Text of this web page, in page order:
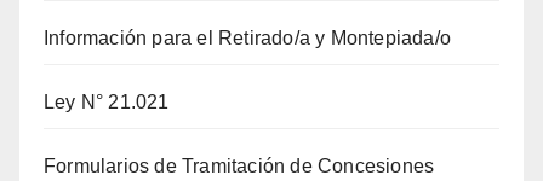
Información para el Retirado/a y Montepiada/o
Ley N° 21.021
Formularios de Tramitación de Concesiones